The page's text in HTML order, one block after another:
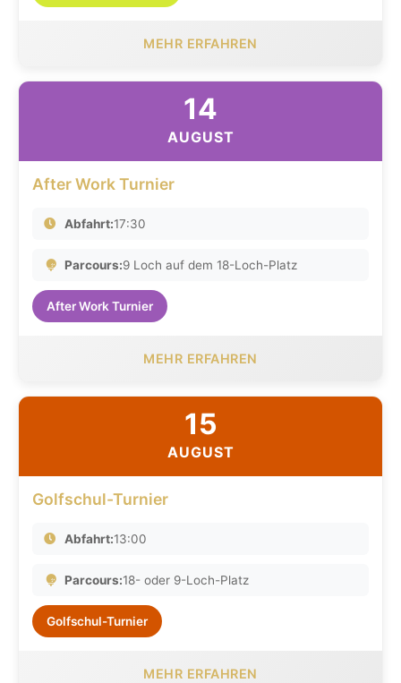
MEHR ERFAHREN
14
AUGUST
After Work Turnier
Abfahrt:17:30
Parcours:9 Loch auf dem 18-Loch-Platz
After Work Turnier
MEHR ERFAHREN
15
AUGUST
Golfschul-Turnier
Abfahrt:13:00
Parcours:18- oder 9-Loch-Platz
Golfschul-Turnier
MEHR ERFAHREN